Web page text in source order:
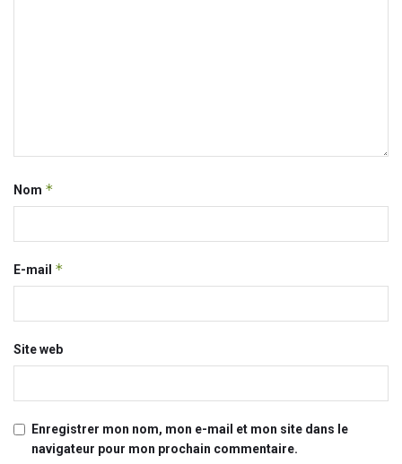
Nom *
E-mail *
Site web
Enregistrer mon nom, mon e-mail et mon site dans le
navigateur pour mon prochain commentaire.